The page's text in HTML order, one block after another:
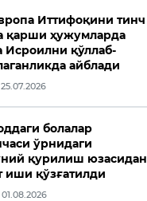
Иттифоқини тинч
қарши ҳужумларда
қўллаб-
айблади
болалар
ўрнидаги
қурилиш юзасидан
иши қўзғатилди